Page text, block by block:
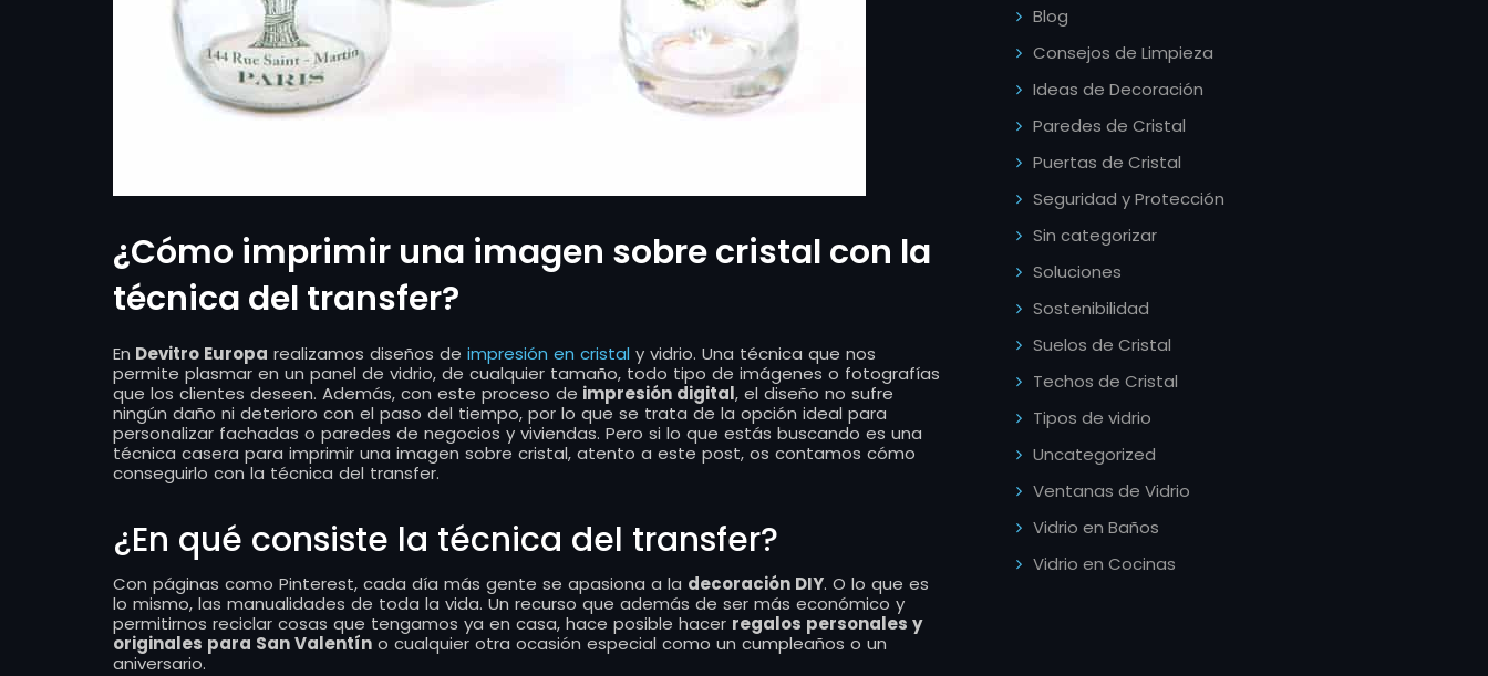
¿Cómo imprimir una imagen sobre cristal con la
técnica del transfer?
En Devitro Europa realizamos diseños de impresión en cristal y vidrio. Una técnica que nos
permite plasmar en un panel de vidrio, de cualquier tamaño, todo tipo de imágenes o fotografías
que los clientes deseen. Además, con este proceso de impresión digital, el diseño no sufre
ningún daño ni deterioro con el paso del tiempo, por lo que se trata de la opción ideal para
personalizar fachadas o paredes de negocios y viviendas. Pero si lo que estás buscando es una
técnica casera para imprimir una imagen sobre cristal, atento a este post, os contamos cómo
conseguirlo con la técnica del transfer.
¿En qué consiste la técnica del transfer?
Con páginas como Pinterest, cada día más gente se apasiona a la decoración DIY. O lo que es
lo mismo, las manualidades de toda la vida. Un recurso que además de ser más económico y
permitirnos reciclar cosas que tengamos ya en casa, hace posible hacer regalos personales y
originales para San Valentín o cualquier otra ocasión especial como un cumpleaños o un
aniversario.
Blog
Consejos de Limpieza
Ideas de Decoración
Paredes de Cristal
Puertas de Cristal
Seguridad y Protección
Sin categorizar
Soluciones
Sostenibilidad
Suelos de Cristal
Techos de Cristal
Tipos de vidrio
Uncategorized
Ventanas de Vidrio
Vidrio en Baños
Vidrio en Cocinas